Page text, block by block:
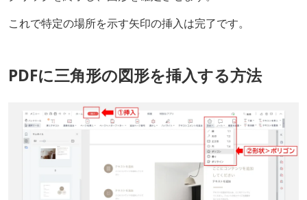
これで特定の場所を示す矢印の挿入は完了です。
PDFに三角形の図形を挿入する方法